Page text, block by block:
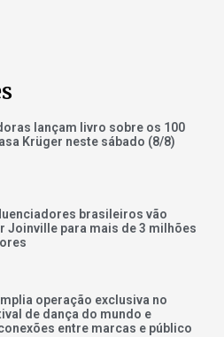
lançam livro sobre os 100
Krüger neste sábado (8/8)
brasileiros vão
Joinville para mais de 3 milhões
operação exclusiva no
de dança do mundo e
entre marcas e público